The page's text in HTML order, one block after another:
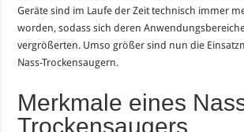
Geräte sind im Laufe der Zeit technisch immer
worden, sodass sich deren
vergrößerten. Umso größer sind nun die
Nass-Trockensaugern.
Merkmale eines
Trockensaugers